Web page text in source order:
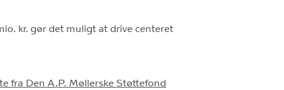
kr. gør det muligt at drive centeret
fra Den A.P. Møllerske Støttefond